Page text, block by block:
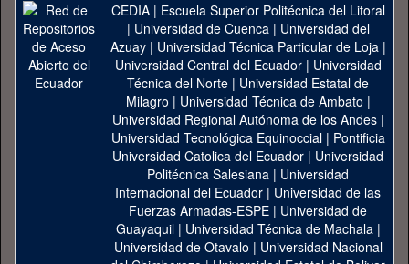
CEDIA| Escuela Superior Politécnica del Litoral
| Universidad de Cuenca| Universidad del
Azuay| Universidad Técnica Particular de Loja|
Universidad Central del Ecuador| Universidad
Técnica del Norte | Universidad Estatal de
Milagro | Universidad Técnica de Ambato |
Universidad Regional Autónoma de los Andes|
Universidad Tecnológica Equinoccial| Pontificia
Universidad Catolica del Ecuador | Universidad
Politécnica Salesiana | Universidad
Internacional del Ecuador | Universidad de las
Fuerzas Armadas-ESPE | Universidad de
Guayaquil| Universidad Técnica de Machala|
Universidad de Otavalo | Universidad Nacional